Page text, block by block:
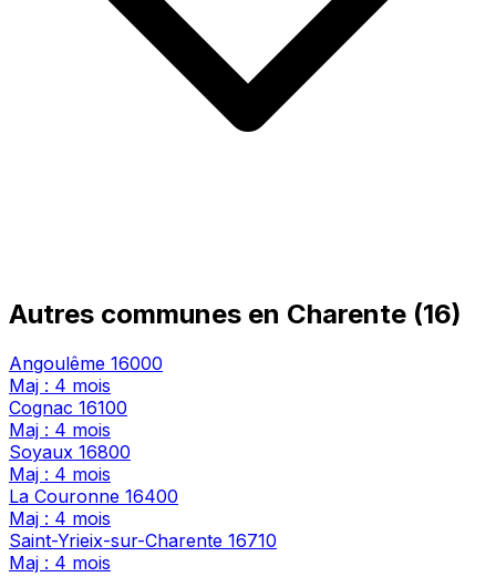
Autres communes en Charente (16)
Angoulême 16000
Maj : 4 mois
Cognac 16100
Maj : 4 mois
Soyaux 16800
Maj : 4 mois
La Couronne 16400
Maj : 4 mois
Saint-Yrieix-sur-Charente 16710
Maj : 4 mois